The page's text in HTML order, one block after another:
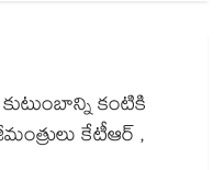
కంటికి
కేటీఆర్ ,